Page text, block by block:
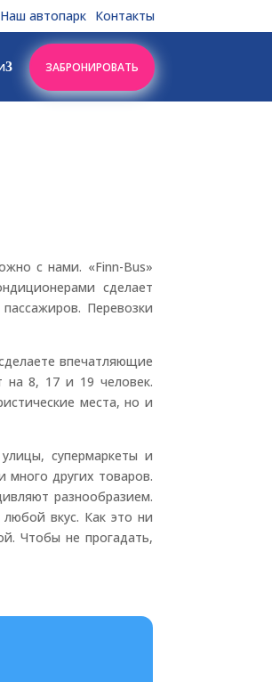
Наш автопарк Контакты
ЗАБРОНИРОВАТЬ
с нами. «Finn-Bus»
сделает
Перевозки
впечатляющие
на 8, 17 и 19 человек.
места, но и
супермаркеты и
других товаров.
разнообразием.
вкус. Как это ни
Чтобы не прогадать,